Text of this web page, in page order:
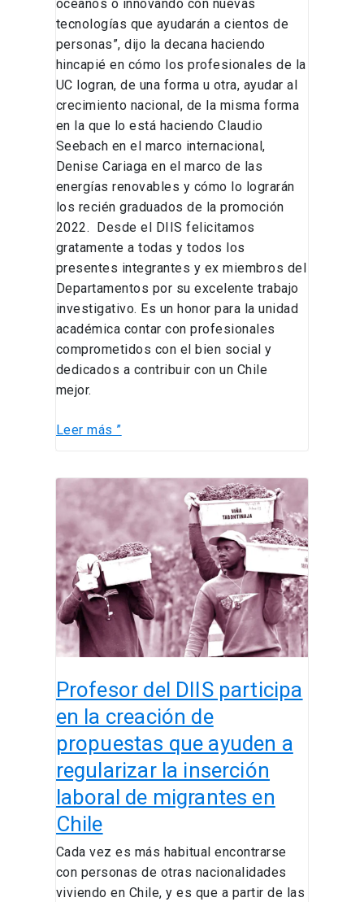
océanos o innovando con nuevas
tecnologías que ayudarán a cientos de
personas”, dijo la decana haciendo
hincapié en cómo los profesionales de la
UC logran, de una forma u otra, ayudar al
crecimiento nacional, de la misma forma
en la que lo está haciendo Claudio
Seebach en el marco internacional,
Denise Cariaga en el marco de las
energías renovables y cómo lo lograrán
los recién graduados de la promoción
2022. Desde el DIIS felicitamos
gratamente a todas y todos los
presentes integrantes y ex miembros del
Departamentos por su excelente trabajo
investigativo. Es un honor para la unidad
académica contar con profesionales
comprometidos con el bien social y
dedicados a contribuir con un Chile
mejor.
Leer más ”
Profesor del DIIS participa
en la creación de
propuestas que ayuden a
regularizar la inserción
laboral de migrantes en
Chile
Cada vez es más habitual encontrarse
con personas de otras nacionalidades
viviendo en Chile, y es que a partir de las
Profesor
participa
en
la
creación
de
propuestas
ayuden
a
regularizar
la
inserción
laboral
de
migrantes
en
Chile